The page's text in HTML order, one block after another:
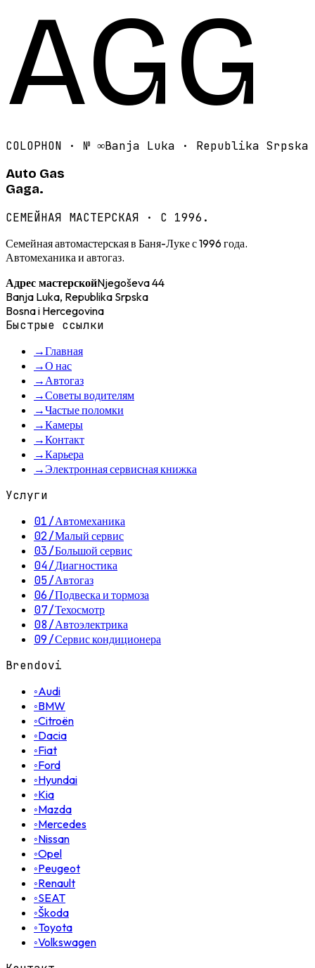
AGG
COLOPHON · № ∞Banja Luka · Republika Srpska
Auto Gas
Gaga.
СЕМЕЙНАЯ МАСТЕРСКАЯ · С 1996.
Семейная автомастерская в Баня-Луке с 1996 года.
Автомеханика и автогаз.
Адрес мастерскойNjegoševa 44
Banja Luka, Republika Srpska
Bosna i Hercegovina
Быстрые ссылки
→Главная
→О нас
→Автогаз
→Советы водителям
→Частые поломки
→Камеры
→Контакт
→Карьера
→Электронная сервисная книжка
Услуги
01/Автомеханика
02/Малый сервис
03/Большой сервис
04/Диагностика
05/Автогаз
06/Подвеска и тормоза
07/Техосмотр
08/Автоэлектрика
09/Сервис кондиционера
Brendovi
◦Audi
◦BMW
◦Citroën
◦Dacia
◦Fiat
◦Ford
◦Hyundai
◦Kia
◦Mazda
◦Mercedes
◦Nissan
◦Opel
◦Peugeot
◦Renault
◦SEAT
◦Škoda
◦Toyota
◦Volkswagen